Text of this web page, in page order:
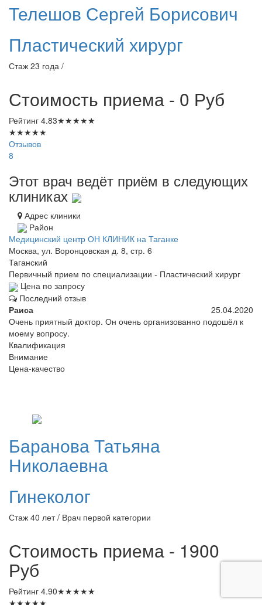
Телешов Сергей Борисович
Пластический хирург
Стаж 23 года /
Стоимость приема - 0 Руб
Рейтинг 4.83★★★★★
★★★★★
Отзывов
8
Этот врач ведёт приём в следующих
клиниках
Адрес клиники
Район
Медицинский центр ОН КЛИНИК на Таганке
Москва, ул. Воронцовская д. 8, стр. 6
Таганский
Первичный прием по специализации - Пластический хирург
Цена по запросу
Последний отзыв
Раиса
25.04.2020
Очень приятный доктор. Он очень организованно подошёл к
моему вопросу.
Квалификация
Внимание
Цена-качество
БарановаТатьяна
Николаевна
Гинеколог
Стаж 40 лет / Врач первой категории
Стоимость приема - 1900
Руб
Рейтинг 4.90★★★★★